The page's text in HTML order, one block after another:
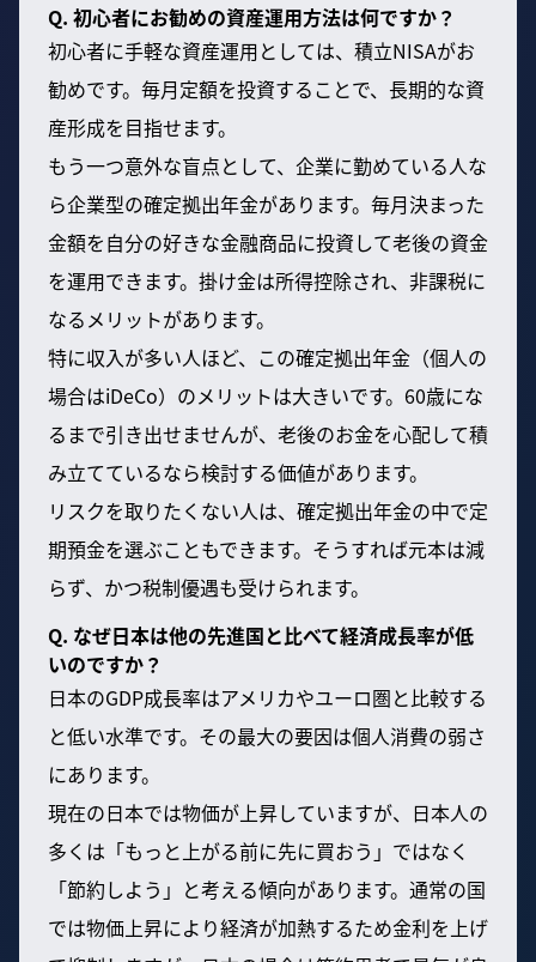
Q. 初心者にお勧めの資産運用方法は何ですか？
初心者に手軽な資産運用としては、積立NISAがお
勧めです。毎月定額を投資することで、長期的な資
産形成を目指せます。
もう一つ意外な盲点として、企業に勤めている人な
ら企業型の確定拠出年金があります。毎月決まった
金額を自分の好きな金融商品に投資して老後の資金
を運用できます。掛け金は所得控除され、非課税に
なるメリットがあります。
特に収入が多い人ほど、この確定拠出年金（個人の
場合はiDeCo）のメリットは大きいです。60歳にな
るまで引き出せませんが、老後のお金を心配して積
み立てているなら検討する価値があります。
リスクを取りたくない人は、確定拠出年金の中で定
期預金を選ぶこともできます。そうすれば元本は減
らず、かつ税制優遇も受けられます。
Q. なぜ日本は他の先進国と比べて経済成長率が低
いのですか？
日本のGDP成長率はアメリカやユーロ圏と比較する
と低い水準です。その最大の要因は個人消費の弱さ
にあります。
現在の日本では物価が上昇していますが、日本人の
多くは「もっと上がる前に先に買おう」ではなく
「節約しよう」と考える傾向があります。通常の国
では物価上昇により経済が加熱するため金利を上げ